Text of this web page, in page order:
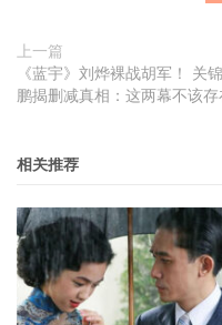
《尚气》 参与演
上一篇
《蓝宇》刘烨裸战胡军！ 关锦
鹏揭删减真相：这两幕不该存
相关推荐